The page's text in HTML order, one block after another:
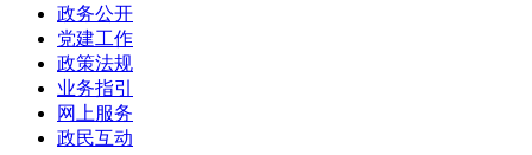
政务公开
党建工作
政策法规
业务指引
网上服务
政民互动